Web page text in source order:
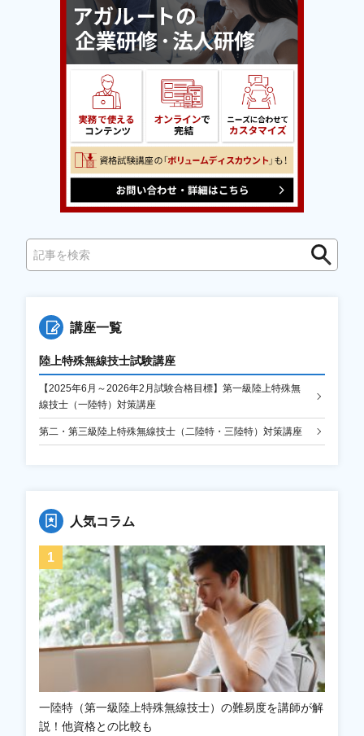
検
索
講座一覧
陸上特殊無線技士試験講座
【2025年6月～2026年2月試験合格目標】第一級陸上特殊無
線技士（一陸特）対策講座
第二・第三級陸上特殊無線技士（二陸特・三陸特）対策講座
人気コラム
一陸特（第一級陸上特殊無線技士）の難易度を講師が解
説！他資格との比較も